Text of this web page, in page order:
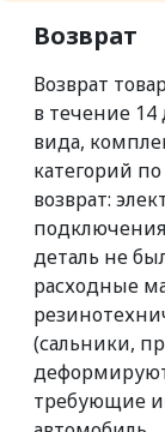
Возврат
Возврат
в течение
вида,
категорий
возврат:
деталь не
расходные
(сальники,
требующие